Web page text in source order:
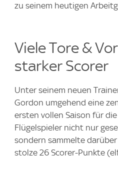
zu seinem heutigen
Viele Tore &
starker Scorer
Unter seinem neuen
Gordon umgehend eine
ersten vollen Saison für
Flügelspieler nicht nur
sondern sammelte
stolze 26 Scorer-Punkte